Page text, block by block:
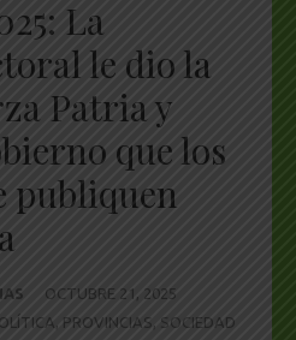
La
le dio la
Patria y
que los
publiquen
OCTUBRE 21, 2025
PROVINCIAS SOCIEDAD